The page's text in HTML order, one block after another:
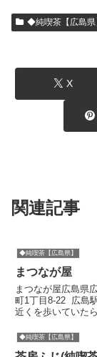
◆純喫茶【広島県
X
関連記事
◆純喫茶【広島県】
まつなが屋
まつなが屋広島県
町1丁目8-22 広島
近くを歩いていた
く予期せぬタイミ
◆純喫茶【広島県】